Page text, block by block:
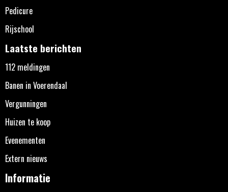
Pedicure
Rijschool
Laatste berichten
112 meldingen
Banen in Voerendaal
Vergunningen
Huizen te koop
Evenementen
Extern nieuws
Informatie